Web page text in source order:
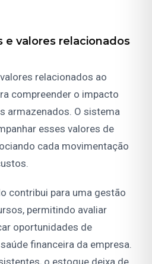
e valores relacionados
relacionados ao
compreender o impacto
armazenados. O sistema
esses valores de
cada movimentação
contribui para uma gestão
permitindo avaliar
oportunidades de
financeira da empresa.
o estoque deixa de